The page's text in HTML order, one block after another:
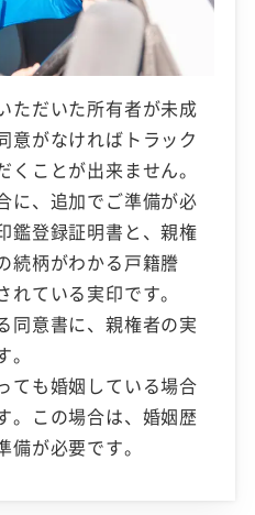
ただいた所有者が未成
意がなければトラック
ことが出来ません。
に、追加でご準備が必
鑑登録証明書と、親権
続柄がわかる戸籍謄
ている実印です。
同意書に、親権者の実
ても婚姻している場合
。この場合は、婚姻歴
が必要です。